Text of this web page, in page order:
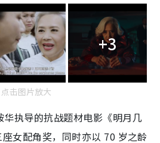
+3
点击图片放大
执导的抗战题材电影《明月几
女配角奖，同时亦以 70 岁之龄